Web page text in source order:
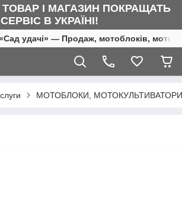
ТОВАР І МАГАЗИН ПОКРАЩАТЬ
СЕРВІС В УКРАЇНІ!
удачі» — Продаж, мотоблоків,
МОТОБЛОКИ,